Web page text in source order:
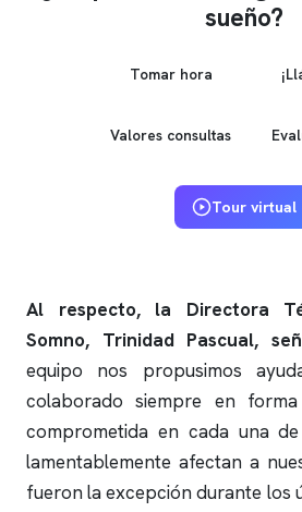
sueño?
Tomar hora
Valores consultas
Tour virtual
Al respecto, la Directora
Somno, Trinidad Pascual,
equipo nos propusimos
colaborado siempre en
comprometida en cada una
lamentablemente afectan a
fueron la excepción durante los